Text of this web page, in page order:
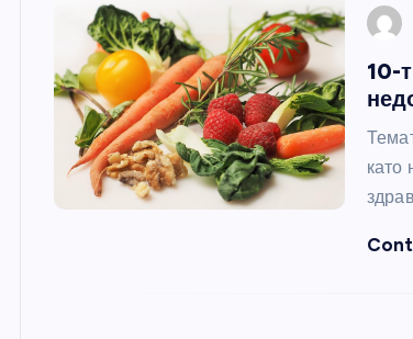
10-
като